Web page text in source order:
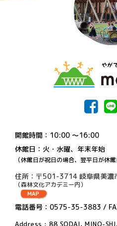
開館時間：10:00 〜16:00
休館日：火・水曜、年末年始
（休館日が祝日の場合、翌平日が休館
住所：〒501-3714 岐阜県美濃
（森林文化アカデミー内）
電話番号：0575-35-3883 /
Address : 88 SODAI, MINO-